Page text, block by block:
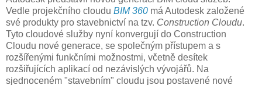
Vedle projekčního cloudu BIM 360 má Autodesk založené
své produkty pro stavebnictví na tzv. Construction Cloudu.
Tyto cloudové služby nyní konvergují do Construction
Cloudu nové generace, se společným přístupem a s
rozšířenými funkčními možnostmi, včetně desítek
rozšiřujících aplikací od nezávislých vývojářů. Na
sjednoceném "stavebním" cloudu jsou postavené nové